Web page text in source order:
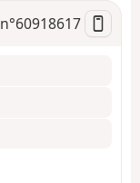
a
n°60918617